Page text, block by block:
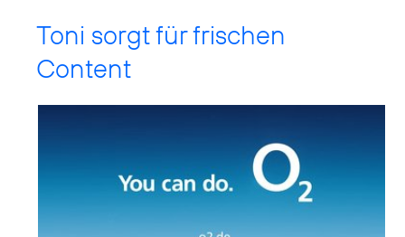
Toni sorgt für frischen
Content